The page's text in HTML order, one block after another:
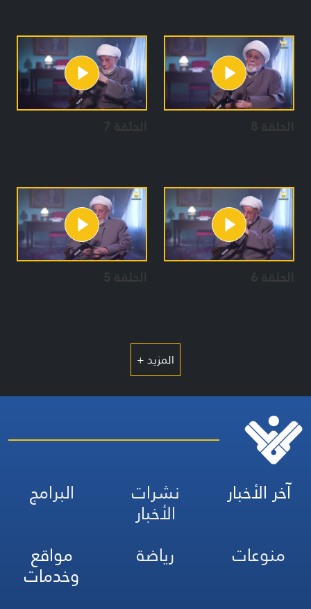
الحلقة 8 الحلقة 7
الحلقة 6 الحلقة 5
المزيد +
آخر الأخبار نشرات
الأخبار
البرامج
منوعات
رياضة مواقع
وخدمات